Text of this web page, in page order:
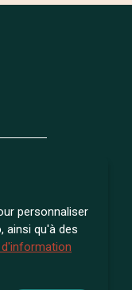
personnaliser
ainsi qu'à des